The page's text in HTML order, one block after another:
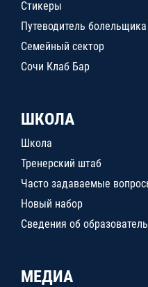
Стикеры
Путеводитель болельщика
Семейный сектор
Сочи Клаб Бар
ШКОЛА
Школа
Тренерский штаб
Часто задаваемые
Новый набор
Сведения об
МЕДИА